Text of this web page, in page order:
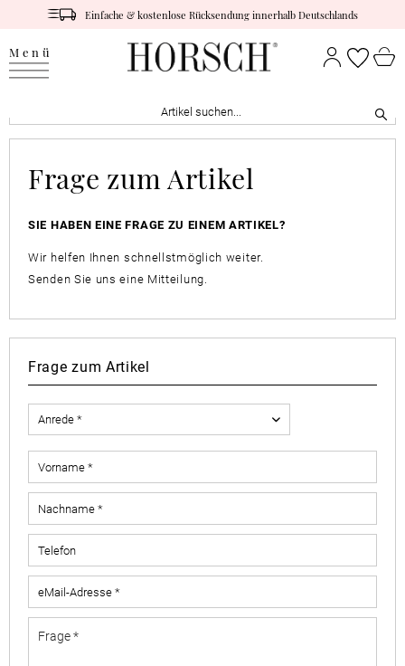
Einfache & kostenlose Rücksendung innerhalb Deutschlands
Menü
Frage zum Artikel
SIE HABEN EINE FRAGE ZU EINEM ARTIKEL?
Wir helfen Ihnen schnellstmöglich weiter.
Senden Sie uns eine Mitteilung.
Frage zum Artikel